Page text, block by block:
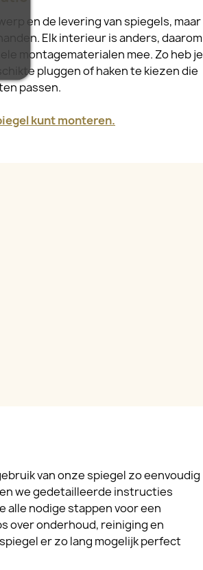
en de levering van spiegels, maar
Elk interieur is anders, daarom
montagematerialen mee. Zo heb je
pluggen of haken te kiezen die
passen.
kunt monteren.
van onze spiegel zo eenvoudig
we gedetailleerde instructies
alle nodige stappen voor een
over onderhoud, reiniging en
er zo lang mogelijk perfect